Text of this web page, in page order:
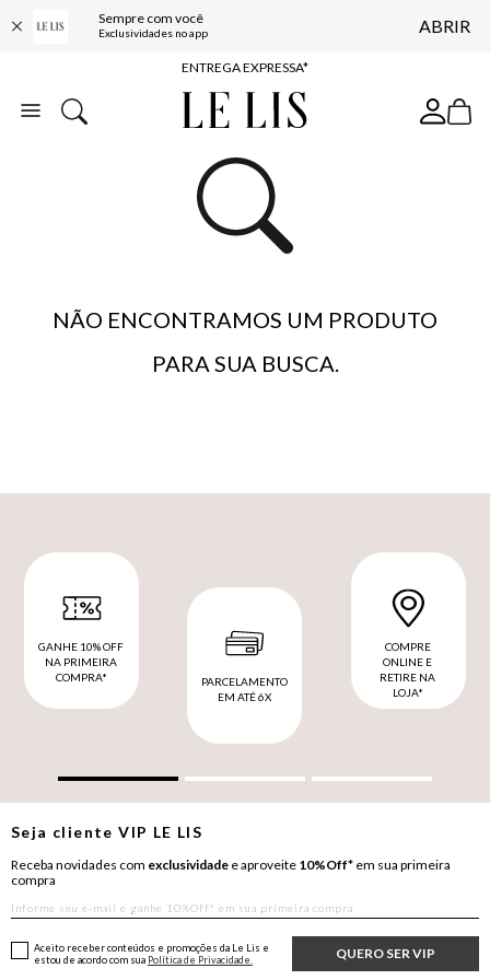
Sempre com você
Exclusividades no app ABRIR
COMPRE ONLINE E RETIRE EM LOJA*
ENTREGA EXPRESSA*
FRETE GRÁTIS*
10% OFF NA PRIMEIRA COMPRA*
NÃO ENCONTRAMOS UM PRODUTO
PARA SUA BUSCA.
GANHE 10% OFF
NA PRIMEIRA
COMPRA*
PARCELAMENTO
EM ATÉ 6X
COMPRE
ONLINE E
RETIRE NA
LOJA*
Seja clienteVIP LE LIS
Receba novidades com exclusividade e aproveite 10%Off* em sua primeira
compra
QUERO SER VIP
Aceito receber conteúdos e promoções da Le Lis e
estou de acordo com sua Política de Privacidade.